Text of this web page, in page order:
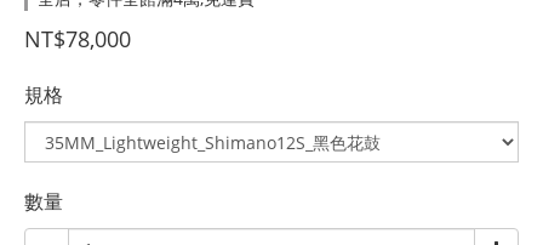
NT$78,000
規格
數量